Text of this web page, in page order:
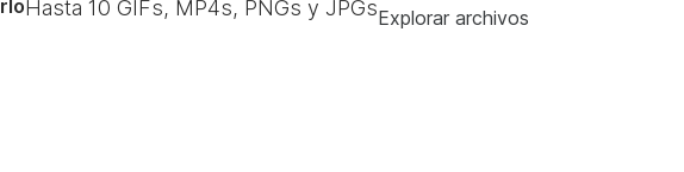
Hasta 10 GIFs, MP4s, PNGs y JPGsExplorar archivos